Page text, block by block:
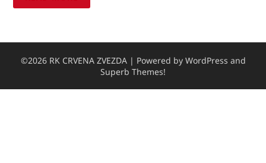
©2026 RK CRVENA ZVEZDA | Powered by WordPress and
Superb Themes!